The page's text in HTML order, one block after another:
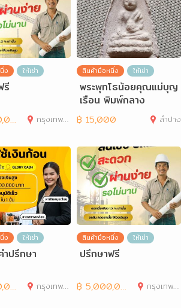
ง ให้เช่า
รี
กรุงเทพมหานคร
สินค้ามือหนึ่ง ให้เช่า
พระพุทโธน้อยคุณแม่บุญ
เรือน พิมพ์กลาง
฿ 15,000 ลำปาง
ง ให้เช่า
ปรึกษา
กรุงเทพมหานคร
สินค้ามือหนึ่ง ให้เช่า
ปรึกษาฟรี
฿ 5,000,000 กรุงเทพมหานคร